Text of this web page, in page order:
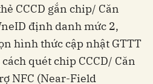
CCCD gắn chip/ Căn
định danh mức 2,
hình thức cập nhật GTTT
quét chip CCCD/ Căn
NFC (Near-Field